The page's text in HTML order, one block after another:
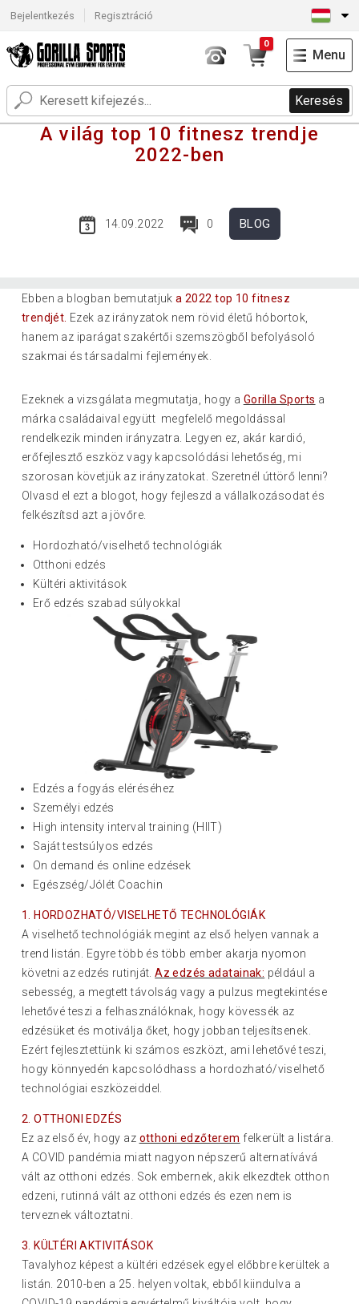
Bejelentkezés Regisztráció
Keresés
0
Menu
A világ top 10 fitnesz trendje
2022-ben
14.09.2022 0 BLOG
Ebben a blogban bemutatjuka 2022 top 10 fitnesz
trendjét. Ezek az irányzatok nem rövid életű hóbortok,
hanem az iparágat szakértői szemszögből befolyásoló
szakmai és társadalmi fejlemények.
Ezeknek a vizsgálata megmutatja, hogy a Gorilla Sports a
márka családaival együtt megfelelő megoldással
rendelkezik minden irányzatra. Legyen ez, akár kardió,
erőfejlesztő eszköz vagy kapcsolódási lehetőség, mi
szorosan követjük az irányzatokat. Szeretnél úttörő lenni?
Olvasd el ezt a blogot, hogy fejleszd a vállalkozásodat és
felkészítsd azt a jövőre.
Hordozható/viselhető technológiák
Otthoni edzés
Kültéri aktivitások
Erő edzés szabad súlyokkal
Edzés a fogyás eléréséhez
Személyi edzés
High intensity interval training (HIIT)
Saját testsúlyos edzés
On demand és online edzések
Egészség/Jólét Coachin
1. HORDOZHATÓ/VISELHETŐ TECHNOLÓGIÁK
A viselhető technológiák megint az első helyen vannak a
trend listán. Egyre több és több ember akarja nyomon
követni az edzés rutinját.Az edzés adatainak: például a
sebesség, a megtett távolság vagy a pulzus megtekintése
lehetővé teszi a felhasználóknak, hogy kövessék az
edzésüket és motiválja őket, hogy jobban teljesítsenek.
Ezért fejlesztettünk ki számos eszközt, ami lehetővé teszi,
hogy könnyedén kapcsolódhass a hordozható/viselhető
technológiai eszközeiddel.
2. OTTHONI EDZÉS
Ez az első év, hogy az otthoni edzőterem felkerült a listára.
A COVID pandémia miatt nagyon népszerű alternatívává
vált az otthoni edzés. Sok embernek, akik elkezdtek otthon
edzeni, rutinná vált az otthoni edzés és ezen nem is
terveznek változtatni.
3. KÜLTÉRI AKTIVITÁSOK
Tavalyhoz képest a kültéri edzések egyel előbbre kerültek a
listán. 2010-ben a 25. helyen voltak, ebből kiindulva a